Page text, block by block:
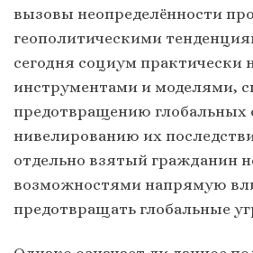
вызовы неопределённости
геополитическими
сегодня социум практически
инструментами и моделями,
предотвращению глобальных
нивелированию их
отдельно взятый гражданин
возможностями напрямую
предотвращать глобальные